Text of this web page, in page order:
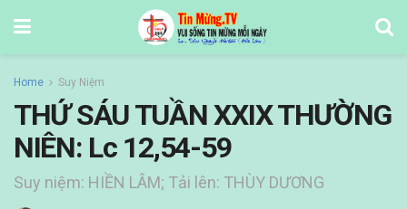
Home Suy Niệm
THỨ SÁU TUẦN XXIX THƯỜNG
NIÊN: Lc 12,54-59
Suy niệm: HIỀN LÂM; Tải lên: THÙY DƯƠNG